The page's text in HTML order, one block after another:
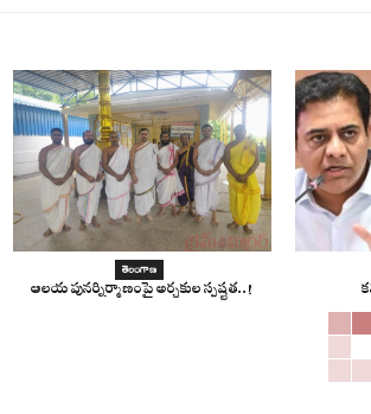
తెలంగాణ
ఆలయ పునర్నిర్మాణంపై అర్చకుల స్పష్టత..!